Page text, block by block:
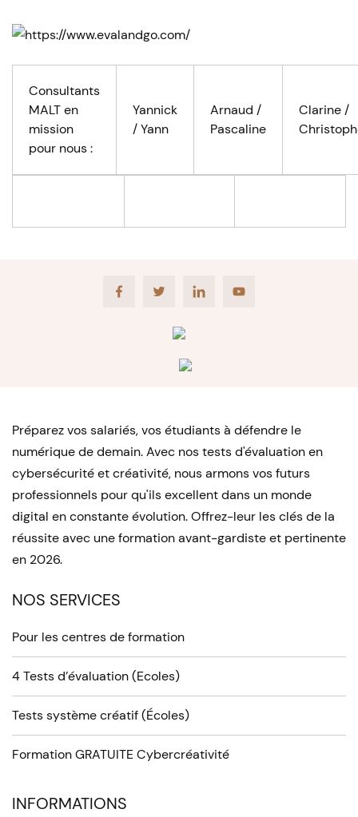
Consultants
MALT en
mission
pour nous :
Yannick
/ Yann
Arnaud /
Pascaline
Clarine /
FacebookTwitter LinkedIn Youtube
Préparez vos salariés, vos étudiants à défendre le
numérique de demain. Avec nos tests d'évaluation en
cybersécurité et créativité, nous armons vos futurs
professionnels pour qu'ils excellent dans un monde
digital en constante évolution. Offrez-leur les clés de la
réussite avec une formation avant-gardiste et pertinente
en 2026.
NOS SERVICES
Pour les centres de formation
4 Tests d’évaluation (Ecoles)
Tests système créatif (Écoles)
Formation GRATUITE Cybercréativité
INFORMATIONS